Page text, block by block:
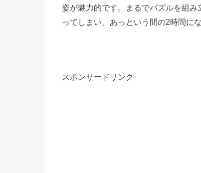
姿が魅力的です。まるでパズルを組
ってしまい、あっという間の2時間に
スポンサードリンク